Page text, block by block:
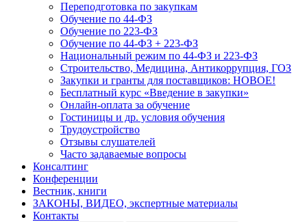
Переподготовка по закупкам
Обучение по 44-ФЗ
Обучение по 223-ФЗ
Обучение по 44-ФЗ + 223-ФЗ
Национальный режим по 44-ФЗ и 223-ФЗ
Строительство, Медицина, Антикоррупция, ГОЗ
Закупки и гранты для поставщиков: НОВОЕ!
Бесплатный курс «Введение в закупки»
Онлайн-оплата за обучение
Гостиницы и др. условия обучения
Трудоустройство
Отзывы слушателей
Часто задаваемые вопросы
Консалтинг
Конференции
Вестник, книги
ЗАКОНЫ, ВИДЕО, экспертные материалы
Контакты